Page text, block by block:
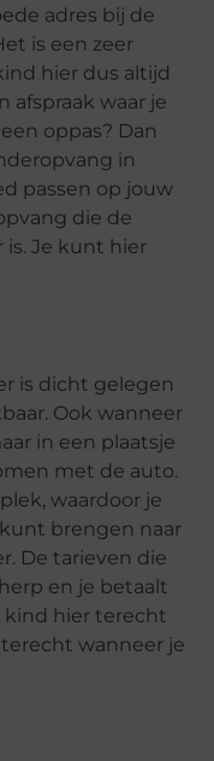
adres bij de
is een zeer
hier dus altijd
afspraak waar je
oppas? Dan
in
passen op jouw
die de
is. Je kunt hier
is dicht gelegen
Ook wanneer
in een plaatsje
met de auto.
waardoor je
brengen naar
De tarieven die
en je betaalt
kind hier terecht
wanneer je